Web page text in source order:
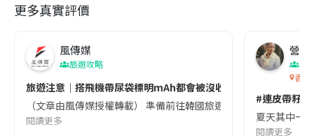
更多真實評價
風傳媒
旅遊攻略
旅遊注意｜搭飛機帶尿袋標明mAh都會被沒收😱出發前切記檢查
（文章由風傳媒授權轉載） 準備前往韓國旅遊的民眾，近期要
閱讀更多
營養
香港
#連皮帶籽
夏天其中一
閱讀更多